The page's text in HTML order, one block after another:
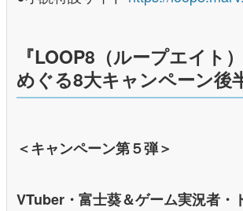
『LOOP8（ループエイト
めぐる8大キャンペーン後
＜キャンペーン第５弾＞
VTuber・富士葵＆ゲーム実況者・